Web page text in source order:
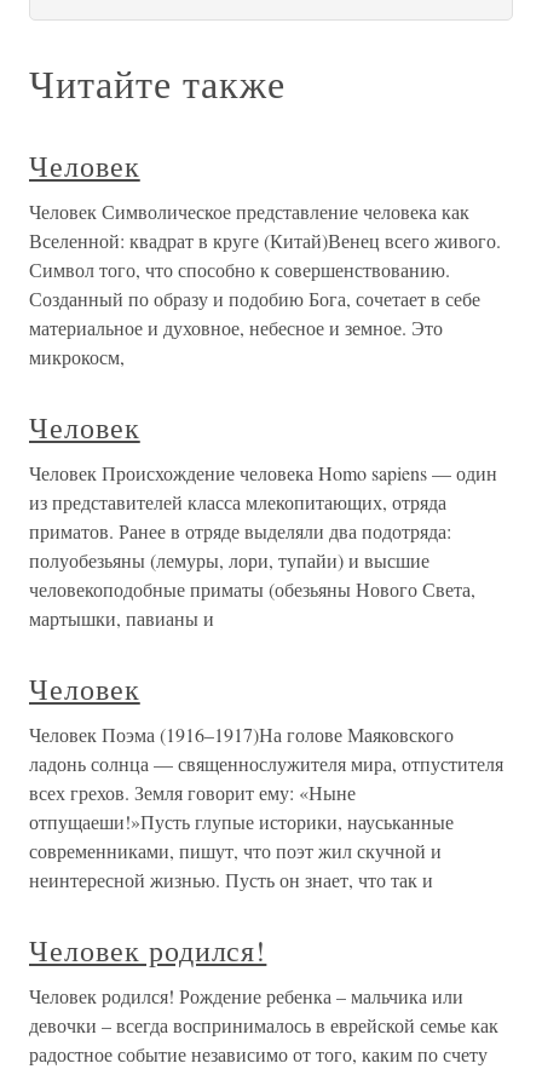
Читайте также
Человек
Человек Символическое представление человека как
Вселенной: квадрат в круге (Китай)Венец всего живого.
Символ того, что способно к совершенствованию.
Созданный по образу и подобию Бога, сочетает в себе
материальное и духовное, небесное и земное. Это
микрокосм,
Человек
Человек Происхождение человека Homo sapiens — один
из представителей класса млекопитающих, отряда
приматов. Ранее в отряде выделяли два подотряда:
полуобезьяны (лемуры, лори, тупайи) и высшие
человекоподобные приматы (обезьяны Нового Света,
мартышки, павианы и
Человек
Человек Поэма (1916–1917)На голове Маяковского
ладонь солнца — священнослужителя мира, отпустителя
всех грехов. Земля говорит ему: «Ныне
отпущаеши!»Пусть глупые историки, науськанные
современниками, пишут, что поэт жил скучной и
неинтересной жизнью. Пусть он знает, что так и
Человек родился!
Человек родился! Рождение ребенка – мальчика или
девочки – всегда воспринималось в еврейской семье как
радостное событие независимо от того, каким по счету